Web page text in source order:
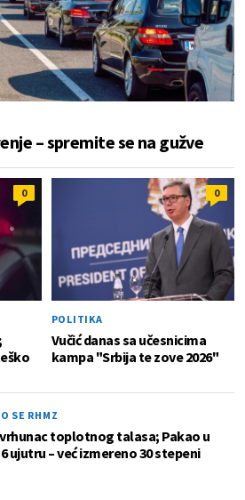
– spremite se na gužve
0 0
POLITIKA
Vučić danas sa učesnicima
kampa "Srbija te zove 2026"
SE RHMZ
toplotnog talasa; Pakao u
ujutru – već izmereno 30 stepeni